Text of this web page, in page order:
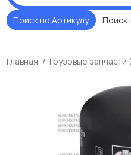
Поиск по Артикулу Поиск
Главная Грузовые